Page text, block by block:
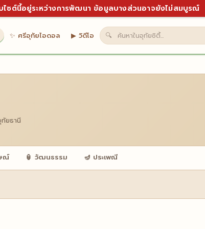
ไซต์นี้อยู่ระหว่างการพัฒนา ข้อมูลบางส่วนอาจยังไม่สมบูรณ์
✨ ศรีอุทัยไอดอล ▶ วิดีโอ 🔍
ยธานี
ณ์ 🏮 วัฒนธรรม 🪔 ประเพณี